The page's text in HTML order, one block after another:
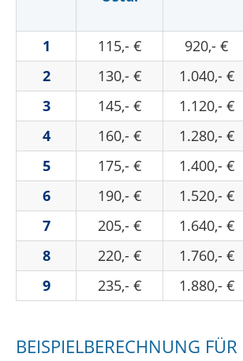
1
115,- € 920,- €
2
130,- € 1.040,- €
3
145,- € 1.120,- €
4
160,- € 1.280,- €
5
175,- € 1.400,- €
6
190,- € 1.520,- €
7
205,- € 1.640,- €
8
220,- € 1.760,- €
9
235,- € 1.880,- €
BEISPIELBERECHNUNG FÜR